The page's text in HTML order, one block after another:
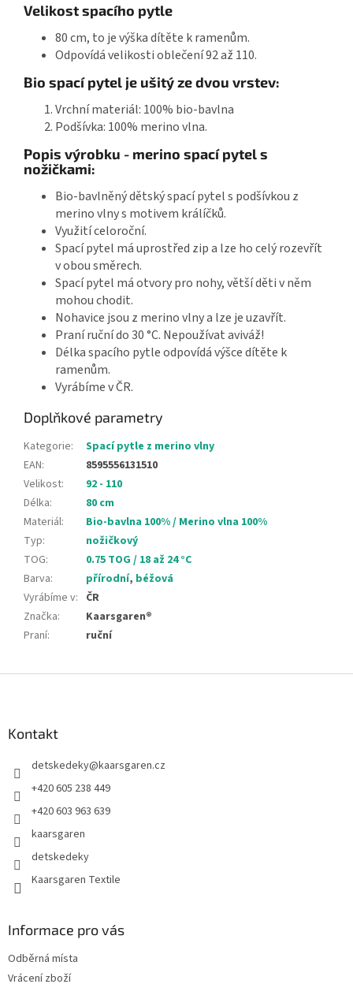
Velikost spacího pytle
80 cm, to je výška dítěte k ramenům.
Odpovídá velikosti oblečení 92 až 110.
Bio spací pytel je ušitý ze dvou vrstev:
Vrchní materiál: 100% bio-bavlna
Podšívka: 100% merino vlna.
Popis výrobku - merino spací pytel s
nožičkami:
Bio-bavlněný dětský spací pytel s podšívkou z
merino vlny s motivem králíčků.
Využití celoroční.
Spací pytel má uprostřed zip a lze ho celý rozevřít
v obou směrech.
Spací pytel má otvory pro nohy, větší děti v něm
mohou chodit.
Nohavice jsou z merino vlny a lze je uzavřít.
Praní ruční do 30 °C. Nepoužívat aviváž!
Délka spacího pytle odpovídá výšce dítěte k
ramenům.
Vyrábíme v ČR.
Doplňkové parametry
Kategorie:
Spací pytle z merino vlny
EAN:
8595556131510
Velikost:
92 - 110
Délka:
80 cm
Materiál:
Bio-bavlna 100% / Merino vlna 100%
Typ:
nožičkový
TOG:
0.75 TOG / 18 až 24 °C
Barva: přírodní, béžová
Vyrábíme v: ČR
Značka:
Kaarsgaren®
Praní: ruční
Kontakt
detskedeky@kaarsgaren.cz
+420 605 238 449
+420 603 963 639
kaarsgaren
detskedeky
Kaarsgaren Textile
Informace pro vás
Odběrná místa
Vrácení zboží